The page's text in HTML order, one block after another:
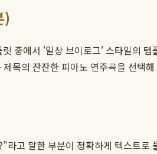
)
중에서 '일상 브이로그' 스타일의
의 잔잔한 피아노 연주곡을 선택
고 말한 부분이 정확하게 텍스트